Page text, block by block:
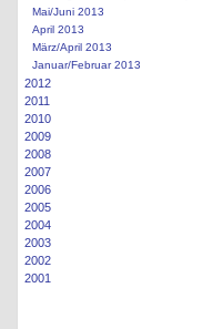
Mai/Juni 2013
April 2013
März/April 2013
Januar/Februar 2013
2012
2011
2010
2009
2008
2007
2006
2005
2004
2003
2002
2001